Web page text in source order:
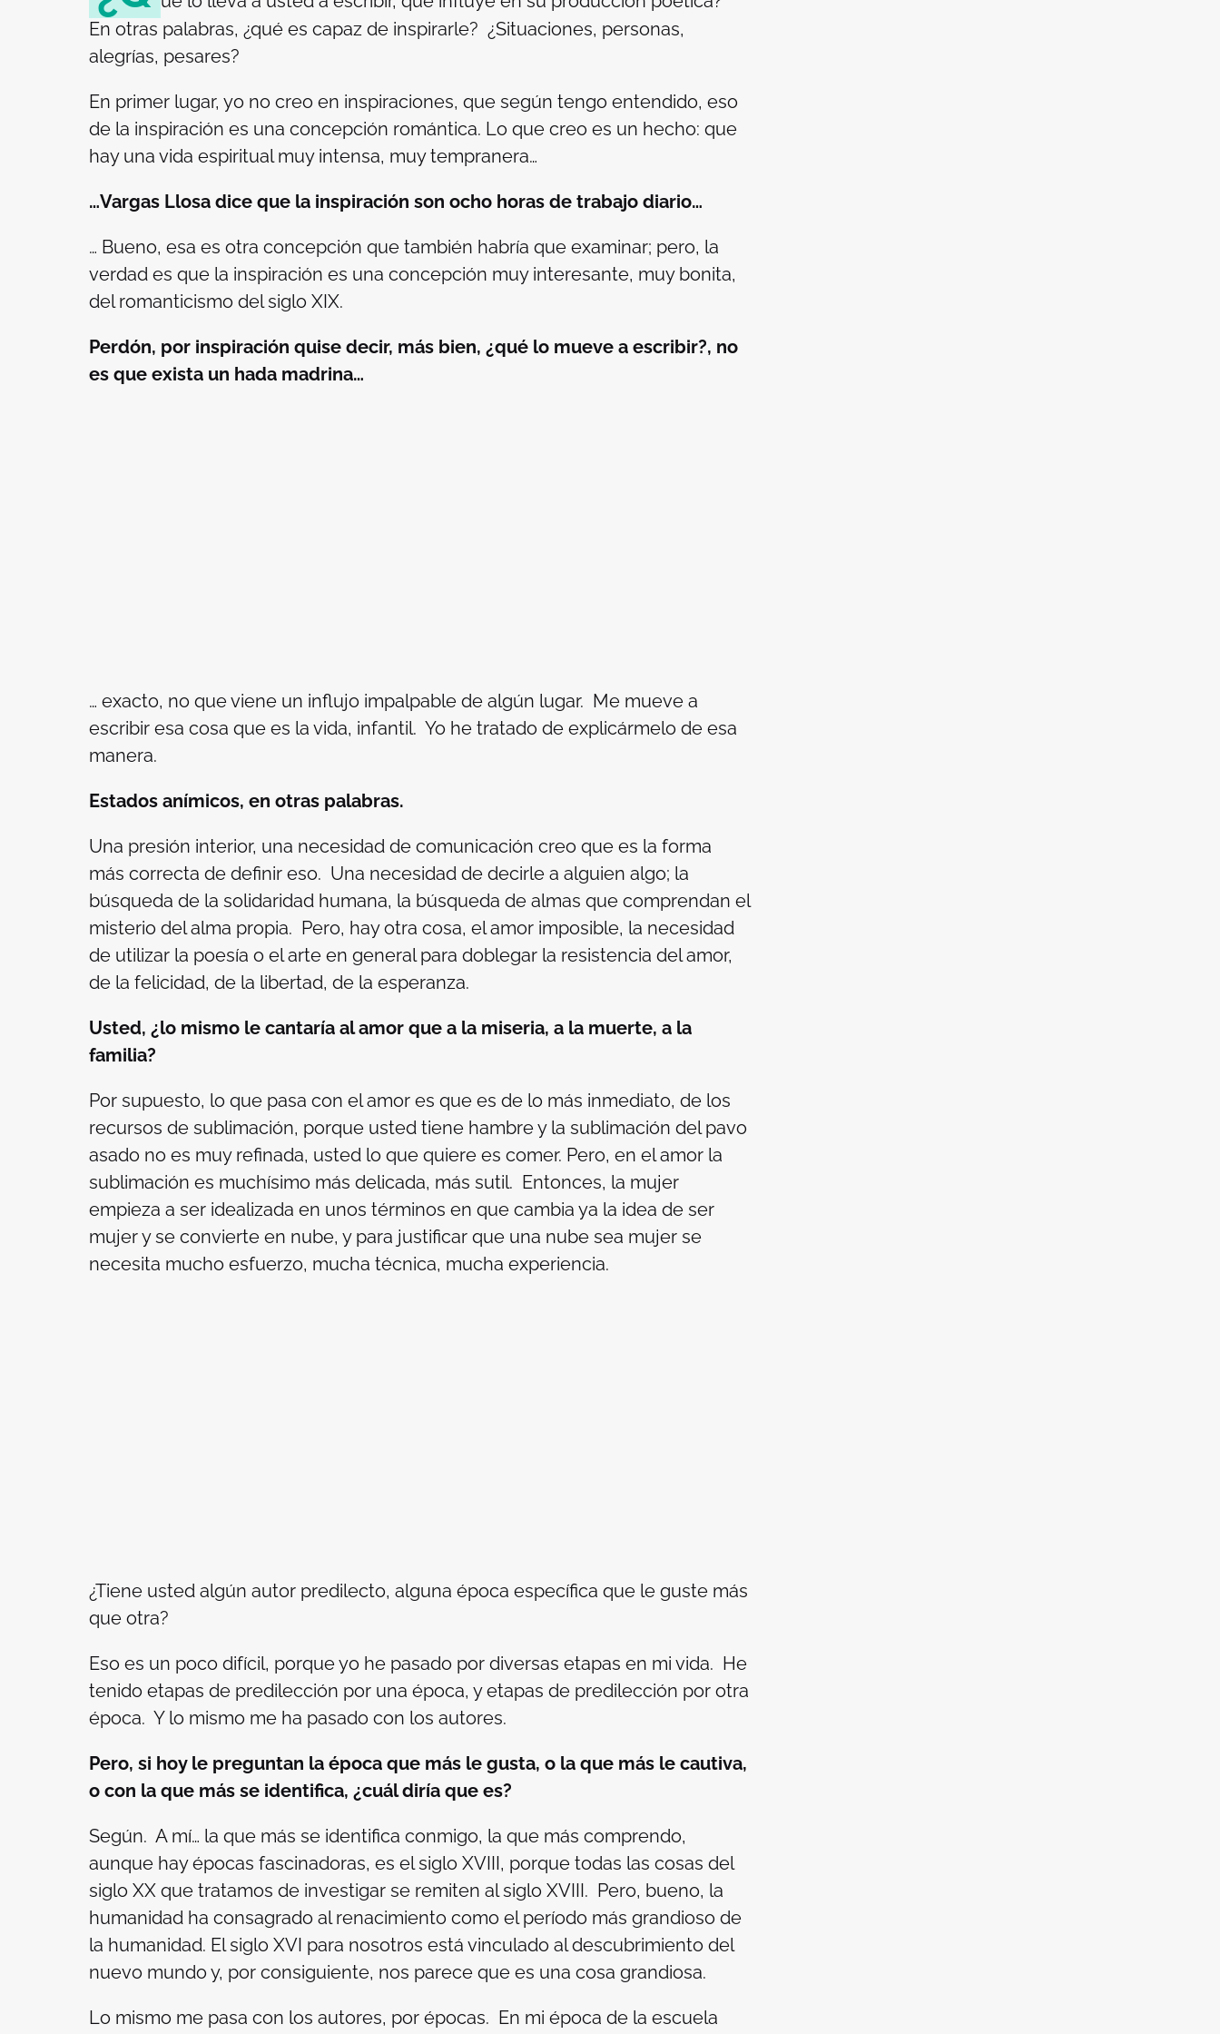
En otras palabras, ¿qué es capaz de inspirarle? ¿Situaciones, personas,
alegrías, pesares?
En primer lugar, yo no creo en inspiraciones, que según tengo entendido, eso
de la inspiración es una concepción romántica. Lo que creo es un hecho: que
hay una vida espiritual muy intensa, muy tempranera…
…Vargas Llosa dice que la inspiración son ocho horas de trabajo diario…
… Bueno, esa es otra concepción que también habría que examinar; pero, la
verdad es que la inspiración es una concepción muy interesante, muy bonita,
del romanticismo del siglo XIX.
Perdón, por inspiración quise decir, más bien, ¿qué lo mueve a escribir?, no
es que exista un hada madrina…
… exacto, no que viene un influjo impalpable de algún lugar. Me mueve a
escribir esa cosa que es la vida, infantil. Yo he tratado de explicármelo de esa
manera.
Estados anímicos, en otras palabras.
Una presión interior, una necesidad de comunicación creo que es la forma
más correcta de definir eso. Una necesidad de decirle a alguien algo; la
búsqueda de la solidaridad humana, la búsqueda de almas que comprendan el
misterio del alma propia. Pero, hay otra cosa, el amor imposible, la necesidad
de utilizar la poesía o el arte en general para doblegar la resistencia del amor,
de la felicidad, de la libertad, de la esperanza.
Usted, ¿lo mismo le cantaría al amor que a la miseria, a la muerte, a la
familia?
Por supuesto, lo que pasa con el amor es que es de lo más inmediato, de los
recursos de sublimación, porque usted tiene hambre y la sublimación del pavo
asado no es muy refinada, usted lo que quiere es comer. Pero, en el amor la
sublimación es muchísimo más delicada, más sutil. Entonces, la mujer
empieza a ser idealizada en unos términos en que cambia ya la idea de ser
mujer y se convierte en nube, y para justificar que una nube sea mujer se
necesita mucho esfuerzo, mucha técnica, mucha experiencia.
¿Tiene usted algún autor predilecto, alguna época específica que le guste más
que otra?
Eso es un poco difícil, porque yo he pasado por diversas etapas en mi vida. He
tenido etapas de predilección por una época, y etapas de predilección por otra
época. Y lo mismo me ha pasado con los autores.
Pero, si hoy le preguntan la época que más le gusta, o la que más le cautiva,
o con la que más se identifica, ¿cuál diría que es?
Según. A mí… la que más se identifica conmigo, la que más comprendo,
aunque hay épocas fascinadoras, es el siglo XVIII, porque todas las cosas del
siglo XX que tratamos de investigar se remiten al siglo XVIII. Pero, bueno, la
humanidad ha consagrado al renacimiento como el período más grandioso de
la humanidad. El siglo XVI para nosotros está vinculado al descubrimiento del
nuevo mundo y, por consiguiente, nos parece que es una cosa grandiosa.
Lo mismo me pasa con los autores, por épocas. En mi época de la escuela